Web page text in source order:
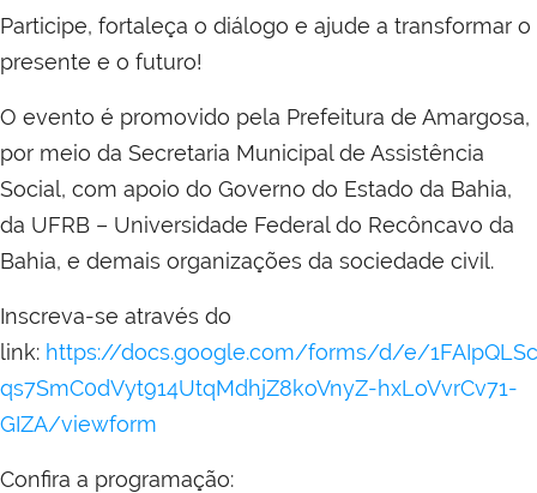
Participe, fortaleça o diálogo e ajude a transformar o
presente e o futuro!
O evento é promovido pela Prefeitura de Amargosa,
por meio da Secretaria Municipal de Assistência
Social, com apoio do Governo do Estado da Bahia,
da UFRB – Universidade Federal do Recôncavo da
Bahia, e demais organizações da sociedade civil.
Inscreva-se através do
link: https://docs.google.com/forms/d/e/
qs7SmC0dVyt914UtqMdhjZ8koVnyZ-hxLoVvrCv71-
GIZA/viewform
Confira a programação: